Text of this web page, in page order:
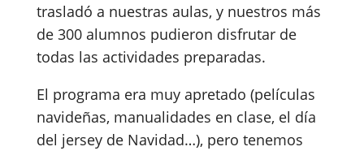
trasladó a nuestras aulas, y nuestros más
de 300 alumnos pudieron disfrutar de
todas las actividades preparadas.
El programa era muy apretado (películas
navideñas, manualidades en clase, el día
del jersey de Navidad…), pero tenemos